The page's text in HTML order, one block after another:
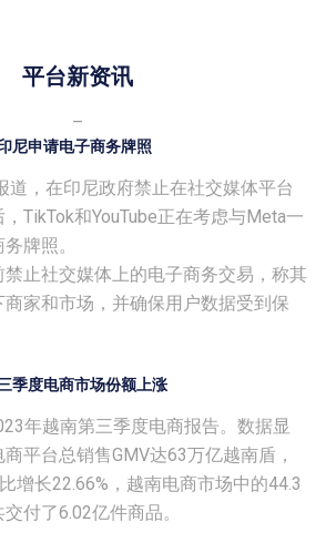
平台新资讯
–
申请电子商务牌照
道，在印尼政府禁止在社交媒体平台
TikTok和YouTube正在考虑与Meta一
牌照。
止社交媒体上的电子商务交易，称其
家和市场，并确保用户数据受到保
度电商市场份额上涨
年越南第三季度电商报告。数据显
平台总销售GMV达63万亿越南盾，
增长22.66%，越南电商市场中的44.3
付了6.02亿件商品。